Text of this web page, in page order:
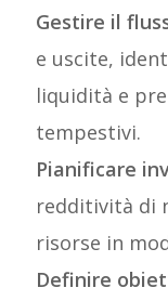
Gestire il
e uscite,
liquidità e
tempestivi.
Pianificare
redditività di
risorse in
Definire